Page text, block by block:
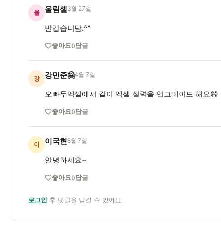
울 울림셀3월 27일
반갑습니담.^^
좋아요0답글
강 강민준🤗4월 7일
오빠두엑셀에서 같이 엑셀 실력을 업그레이드 해요😄
좋아요0답글
이 이국현8월 7일
안녕하세요~
좋아요0답글
로그인 후 댓글을 남길 수 있어요.